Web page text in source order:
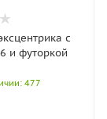
с
и футоркой
: 477